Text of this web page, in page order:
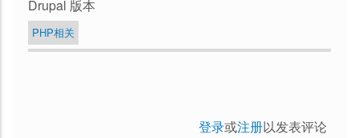
Drupal 版本
PHP相关
登录或注册以发表评论